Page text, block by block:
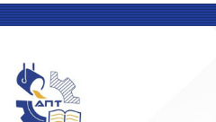
Блоки